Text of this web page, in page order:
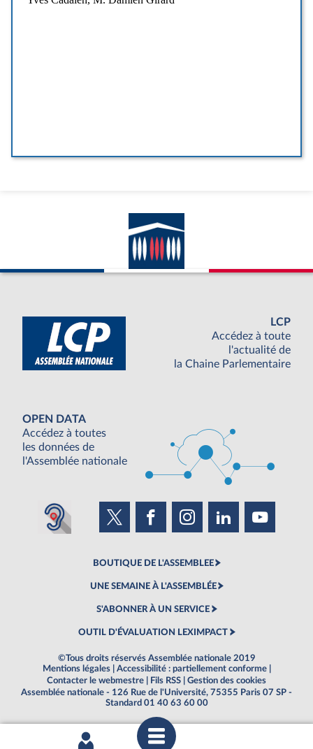
LCP
Accédez à toute
l'actualité de
la Chaine Parlementaire
OPEN DATA
Accédez à toutes
les données de
l'Assemblée nationale
BOUTIQUE DE L'ASSEMBLEE
UNE SEMAINE À L'ASSEMBLÉE
S'ABONNER À UN SERVICE
OUTIL D'ÉVALUATION LEXIMPACT
©Tous droits réservés Assemblée nationale 2019
Mentions légales
Accessibilité : partiellement conforme
Contacter le webmestre
Fils RSS
Gestion des cookies
Assemblée nationale - 126 Rue de l'Université, 75355 Paris 07 SP -
Standard 01 40 63 60 00